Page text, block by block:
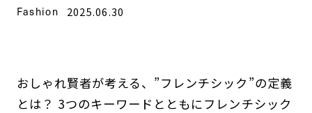
Fashion 2025.06.30
おしゃれ賢者が考える、”フレンチシック”の定義
とは？ 3つのキーワードとともにフレンチシック